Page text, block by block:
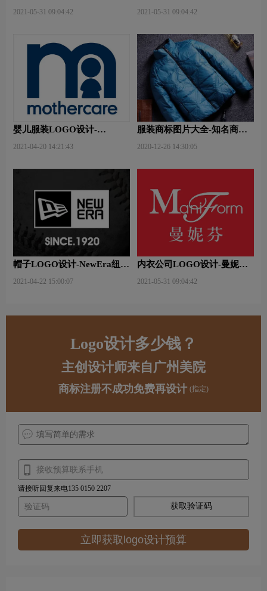
2021-05-31 09:04:42 2021-05-31 09:04:42
婴儿服装LOGO设计-
计
2021-04-20 14:21:43
服装商标图片大全-知名商标
2020-12-26 14:30:05
帽子LOGO设计-NewEra纽亦
2021-04-22 15:00:07
内衣公司LOGO设计-曼妮芬
2021-05-31 09:04:42
Logo设计多少钱？
主创设计师来自广州美院
商标注册不成功免费再设计 (指定)
请接听回复来电135 0150 2207
获取验证码
立即获取logo设计预算